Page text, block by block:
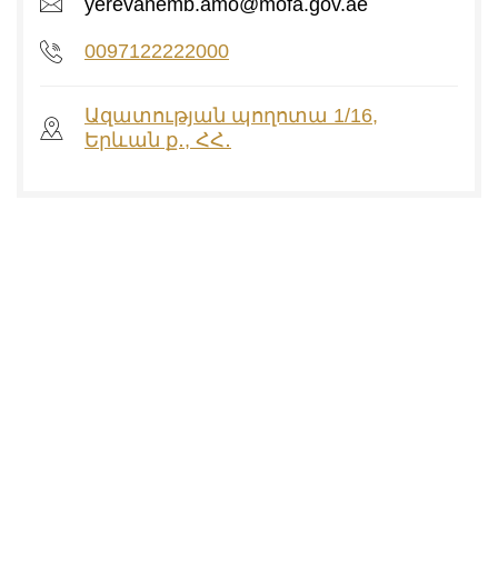
yerevanemb.amo@mofa.gov.ae
0097122222000
Ազատության պողոտա 1/16,
Երևան ք․, ՀՀ․